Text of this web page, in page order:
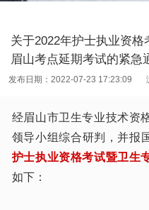
关于2022年护士执业资
眉山考点延期考试的紧急
发布日期：2022-07-23 17:23:09
经眉山市卫生专业技术资
领导小组综合研判，并报
护士执业资格考试暨卫生
如下：